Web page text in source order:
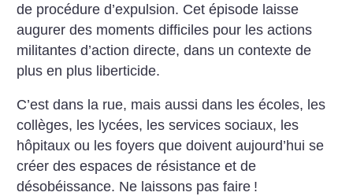
de procédure d’expulsion. Cet épisode laisse
augurer des moments difficiles pour les actions
militantes d’action directe, dans un contexte de
plus en plus liberticide.
C’est dans la rue, mais aussi dans les écoles, les
collèges, les lycées, les services sociaux, les
hôpitaux ou les foyers que doivent aujourd’hui se
créer des espaces de résistance et de
désobéissance. Ne laissons pas faire !